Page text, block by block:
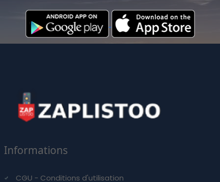
Informations
CGU - Conditions d'utilisation